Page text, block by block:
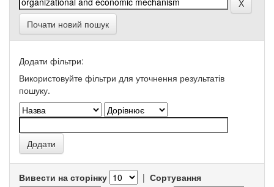
Почати новий пошук
Додати фільтри:
Використовуйте фільтри для уточнення результатів
пошуку.
Вивести на сторінку | Сортування